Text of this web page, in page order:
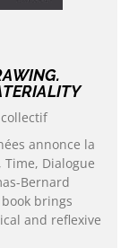
annonce la
Dialogue
Bernard
book brings
and reflexive